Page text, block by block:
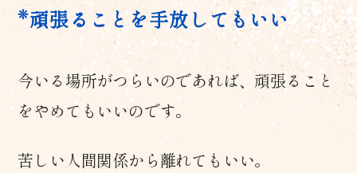
頑張ることを手放してもいい
今いる場所がつらいのであれば、頑張ること
をやめてもいいのです。
苦しい人間関係から離れてもいい。